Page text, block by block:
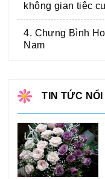
không gian tiệc
4. Chưng Bình
Nam
TIN TỨC